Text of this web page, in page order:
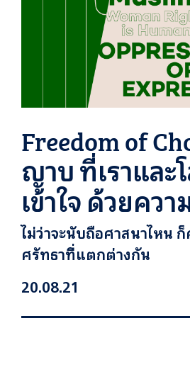
Freedom of
ญาบ ที่เราและ
เข้าใจ ด้วยคว
ไม่ว่าจะนับถือศาสนาไหน
ศรัทธาที่แตกต่างกัน
20.08.21